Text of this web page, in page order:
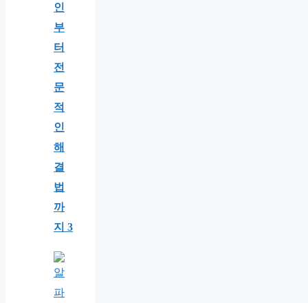
인
부
터
전
문
적
인
해
결
법
까
지 3